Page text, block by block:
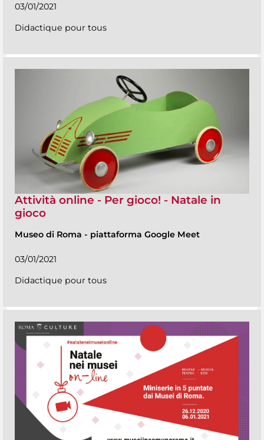
03/01/2021
Didactique pour tous
Attività online - Per gioco! - Natale in
gioco
Museo di Roma - piattaforma Google Meet
03/01/2021
Didactique pour tous